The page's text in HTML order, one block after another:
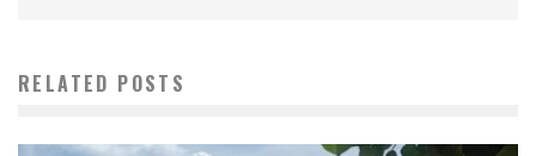
RELATED POSTS